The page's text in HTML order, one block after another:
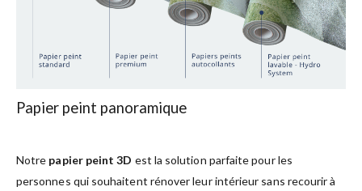
Papier peint panoramique
Notre papier peint 3D est la solution parfaite pour les
personnes qui souhaitent rénover leur intérieur sans recourir à